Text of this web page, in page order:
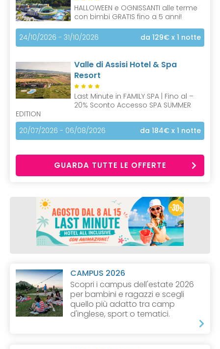
HALLOWEEN e OGNISSANTI alle terme
con bimbi GRATIS fino a 5 anni!
24/10/2026 - 31/10/2026 da 129€ x 1 notte
Valle di Assisi Hotel & Spa
Resort
Last Minute in FAMILY SPA | Fino al –
20% Sconto Accesso SPA SUMMER
EDITION
20/07/2026 - 06/08/2026
da 184€ x 1 notte
GUARDA TUTTE LE OFFERTE
CAMPUS 2026
Scopri i campus dell'estate 2026
per bambini e ragazzi e scegli
quello più adatto tra camp
d'inglese, sport o tematici.